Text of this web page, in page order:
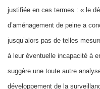
justifiée en ces termes : « le
d’aménagement de peine a
jusqu’alors pas de telles
à leur éventuelle incapacité à
suggère une toute autre
développement de la